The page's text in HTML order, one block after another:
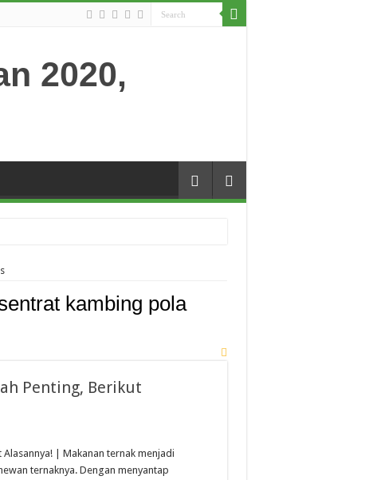
kambing pola
Penting, Berikut
| Makanan ternak menjadi
ternaknya. Dengan menyantap